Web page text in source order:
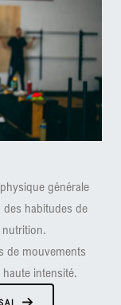
générale
habitudes de
nutrition.
de mouvements
intensité.